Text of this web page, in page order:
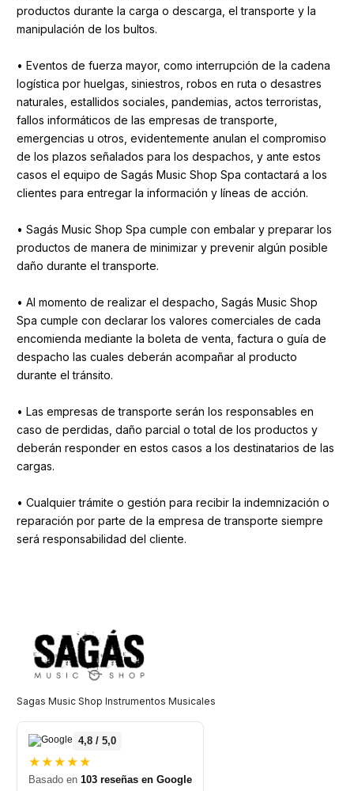
productos durante la carga o descarga, el transporte y la
manipulación de los bultos.
• Eventos de fuerza mayor, como interrupción de la cadena
logística por huelgas, siniestros, robos en ruta o desastres
naturales, estallidos sociales, pandemias, actos terroristas,
fallos informáticos de las empresas de transporte,
emergencias u otros, evidentemente anulan el compromiso
de los plazos señalados para los despachos, y ante estos
casos el equipo de Sagás Music Shop Spa contactará a los
clientes para entregar la información y líneas de acción.
• Sagás Music Shop Spa cumple con embalar y preparar los
productos de manera de minimizar y prevenir algún posible
daño durante el transporte.
• Al momento de realizar el despacho, Sagás Music Shop
Spa cumple con declarar los valores comerciales de cada
encomienda mediante la boleta de venta, factura o guía de
despacho las cuales deberán acompañar al producto
durante el tránsito.
• Las empresas de transporte serán los responsables en
caso de perdidas, daño parcial o total de los productos y
deberán responder en estos casos a los destinatarios de las
cargas.
• Cualquier trámite o gestión para recibir la indemnización o
reparación por parte de la empresa de transporte siempre
será responsabilidad del cliente.
Sagas Music Shop Instrumentos Musicales
4,8 / 5,0
★★★★★
Basado en 103 reseñas en Google